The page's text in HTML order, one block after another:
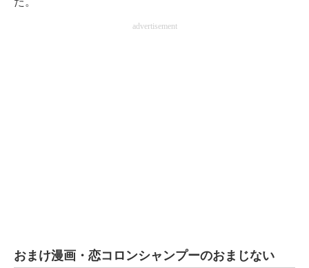
advertisement
おまけ漫画・恋コロンシャンプーのおまじない